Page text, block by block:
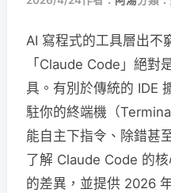
AI 寫程式的工具層出不
「Claude Code」絕對
具。有別於傳統的 IDE
駐你的終端機（
能自主下指令、除錯甚
了解 Claude Code 的
的差異，並提供 2026